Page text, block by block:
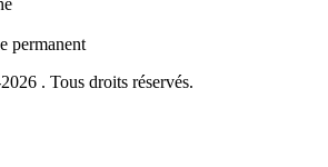
permanent
. Tous droits réservés.